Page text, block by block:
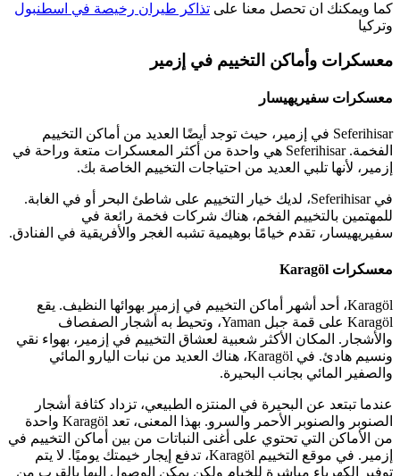
كما ويمكنك ان تحصل معنا على تذاكر طيران رخيصة في اسطنبول
وتركيا
معسكرات وأماكن التخييم في إزمير
معسكرات سفيريهيسار
Seferihisar في إزمير، حيث توجد أيضًا العديد من أماكن التخييم
الفخمة. Seferihisar هي واحدة من أكثر المعسكرات متعة وراحة في
إزمير، لأنها تلبي العديد من احتياجات التخييم الخاصة بك.
في Seferihisar، لديك خيار التخييم على شاطئ البحر أو في الغابة.
للمهتمين بالتخييم الفخم، هناك شركات فخمة رائعة في
سفيريهيسار، تقدم خيامًا بوهيمية تشبه الغجر والأفريقية في الفنادق.
معسكرات Karagöl
Karagöl، أحد أشهر أماكن التخييم في إزمير بهوائها النظيف. يقع
Karagöl على قمة جبل Yaman، وتحيط به أشجار الصفصاف
والأشجار. المكان الأكثر شعبية لعشاق التخييم في إزمير، بهواء نقي
ونسيم هادئ. في Karagöl، هناك العديد من نبات اليارو المائي
والصفير المائي بجانب البحيرة.
عندما تبتعد عن البحيرة في المنتزه الطبيعي، تزداد كثافة أشجار
الصنوبر والصنوبر الأحمر والسرو. بهذا المعنى، تعد Karagöl واحدة
من الأماكن التي تحتوي على أغنى النباتات من بين أماكن التخييم في
إزمير. في موقع التخييم Karagöl، تدفع إيجار خيمتك يوميًا. لا يتم
توفير الكهرباء مباشرة للخيام ولكن يمكن الوصول إليها بالقرب من